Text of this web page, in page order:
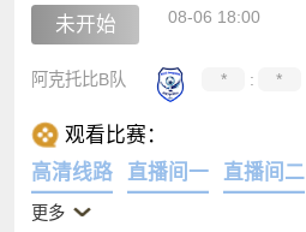
未开始 08-06 18:00
阿克托比B队
* : *
观看比赛：
高清线路
直播间一 直播间二
更多